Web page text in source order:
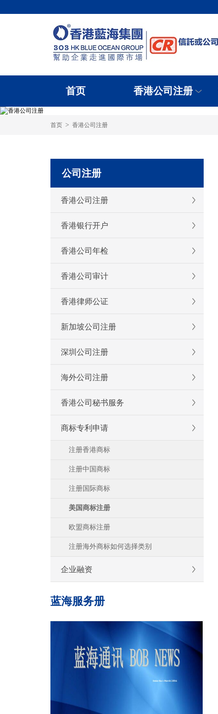
首页 香港公司注册
首页 > 香港公司注册
公司注册
香港公司注册
香港银行开户
香港公司年检
香港公司审计
香港律师公证
新加坡公司注册
深圳公司注册
海外公司注册
香港公司秘书服务
商标专利申请
注册香港商标
注册中国商标
注册国际商标
美国商标注册
欧盟商标注册
注册海外商标如何选择类别
企业融资
蓝海服务册